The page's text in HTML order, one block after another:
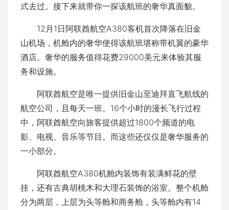
式去过。接下来就带你一探该航班的奢华真面貌。
12月1日阿联酋航空A380客机首次降落在旧金
山机场，机舱内的奢华使得该航班堪称带机翼的豪华
酒店。奢华的服务值得花费29000美元来体验其服
务和设施。
阿联酋航空是唯一提供旧金山至迪拜直飞航线的
航空公司，且每天一班。16个小时的漫长飞行过程
中，阿联酋航空向旅客提供超过1800个频道的电
影、电视、音乐等节目。而这些还仅仅是奢华服务的
一小部分。
阿联酋航空A380机舱内装饰有装满鲜花的壁
挂，还有古典胡桃木和大理石装饰的浴室。整个机舱
分为两层，上层为头等舱和商务舱，头等舱内有14